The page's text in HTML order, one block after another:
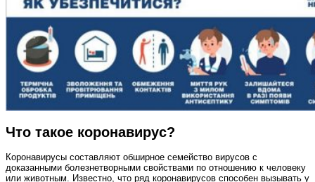
Что такое коронавирус?
Коронавирусы составляют обширное семейство вирусов с
доказанными болезнетворными свойствами по отношению к человеку
или животным. Известно, что ряд коронавирусов способен вызывать у